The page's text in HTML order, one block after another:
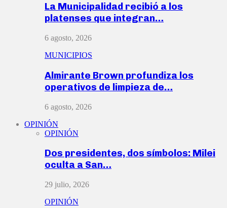
La Municipalidad recibió a los
platenses que integran…
6 agosto, 2026
MUNICIPIOS
Almirante Brown profundiza los
operativos de limpieza de…
6 agosto, 2026
OPINIÓN
OPINIÓN
Dos presidentes, dos símbolos: Milei
oculta a San…
29 julio, 2026
OPINIÓN